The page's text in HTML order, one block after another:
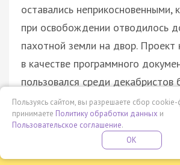
оставались неприкосновенными,
при освобождении отводилось
пахотной земли на двор. Проект
в качестве программного
пользовался среди декабристов
известностью.
Междуцарствие— ситуация,
конце ноября — начале декабря
смерти Александра I Павловича в
Бесплатная летняя школа
ПРОВЕДИ ЭТО ЛЕТО С ПОЛЬЗОЙ
Пользуясь сайтом, вы разрешаете сбор
принимаете Политику обработки данных и
Пользовательское соглашение.
OK